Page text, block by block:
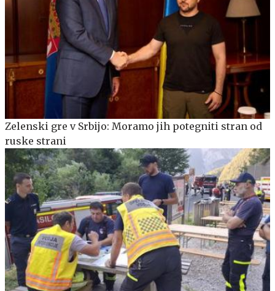
Zelenski gre v Srbijo: Moramo jih potegniti stran od
ruske strani